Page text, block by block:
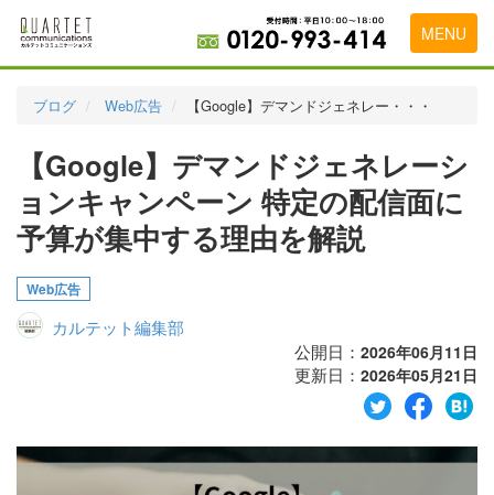
MENU
実績・お客様の声
初めて導入をお考えの方
広告代理店・HP制作会社様へ
お問い合わせ
ブログ Web広告 【Google】デマンドジェネレー・・・
【Google】デマンドジェネレーシ
ョンキャンペーン 特定の配信面に
予算が集中する理由を解説
Web広告
カルテット編集部
公開日： 2026年06月11日
更新日： 2026年05月21日